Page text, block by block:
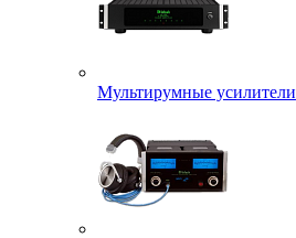
Мультирумные усилители